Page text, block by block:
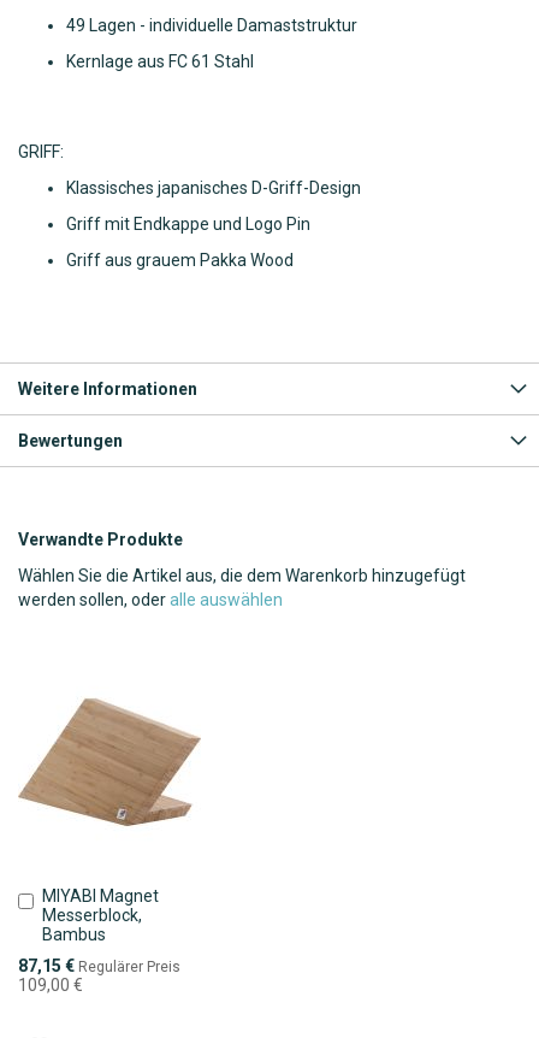
49 Lagen - individuelle Damaststruktur
Kernlage aus FC 61 Stahl
GRIFF:
Klassisches japanisches D-Griff-Design
Griff mit Endkappe und Logo Pin
Griff aus grauem Pakka Wood
Weitere Informationen
Bewertungen
Verwandte Produkte
Wählen Sie die Artikel aus, die dem Warenkorb hinzugefügt
werden sollen, oderalle auswählen
MIYABI Magnet
Messerblock,
Bambus
Sonderpreis
87,15 € Regulärer Preis
109,00 €
In
den
Warenkorb